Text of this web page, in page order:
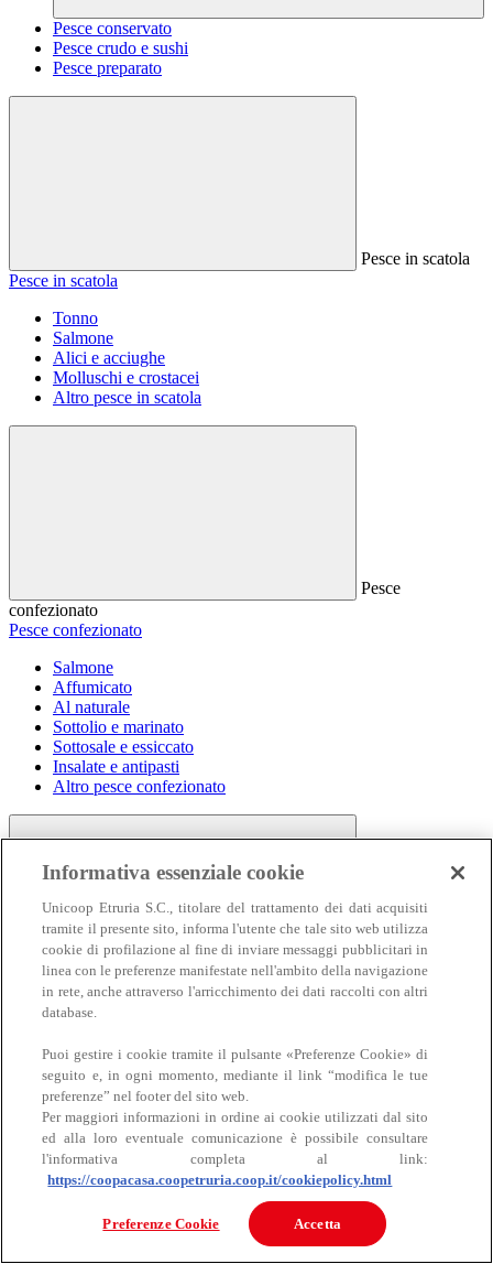
Pesce conservato
Pesce crudo e sushi
Pesce preparato
Pesce in scatola
Pesce in scatola
Tonno
Salmone
Alici e acciughe
Molluschi e crostacei
Altro pesce in scatola
Pesce
confezionato
Pesce confezionato
Salmone
Affumicato
Al naturale
Sottolio e marinato
Sottosale e essiccato
Insalate e antipasti
Altro pesce confezionato
Carne
Carne
Bovino
Informativa essenziale cookie
Unicoop Etruria S.C., titolare del trattamento dei dati acquisiti
tramite il presente sito, informa l'utente che tale sito web utilizza
cookie di profilazione al fine di inviare messaggi pubblicitari in
linea con le preferenze manifestate nell'ambito della navigazione
in rete, anche attraverso l'arricchimento dei dati raccolti con altri
database.
Puoi gestire i cookie tramite il pulsante «Preferenze Cookie» di
seguito e, in ogni momento, mediante il link “modifica le tue
preferenze” nel footer del sito web.
Per maggiori informazioni in ordine ai cookie utilizzati dal sito
ed alla loro eventuale comunicazione è possibile consultare
l'informativa completa al link:
https://coopacasa.coopetruria.coop.it/cookiepolicy.html
Preferenze Cookie Accetta